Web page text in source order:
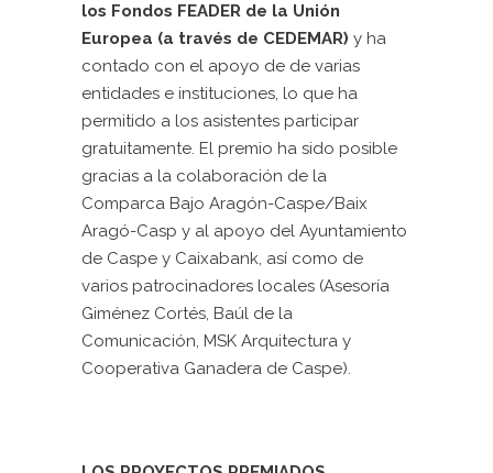
los Fondos FEADER de la Unión
Europea (a través de CEDEMAR) y ha
contado con el apoyo de de varias
entidades e instituciones, lo que ha
permitido a los asistentes participar
gratuitamente. El premio ha sido posible
gracias a la colaboración de la
Comparca Bajo Aragón-Caspe/Baix
Aragó-Casp y al apoyo del Ayuntamiento
de Caspe y Caixabank, así como de
varios patrocinadores locales (Asesoría
Giménez Cortés, Baúl de la
Comunicación, MSK Arquitectura y
Cooperativa Ganadera de Caspe).